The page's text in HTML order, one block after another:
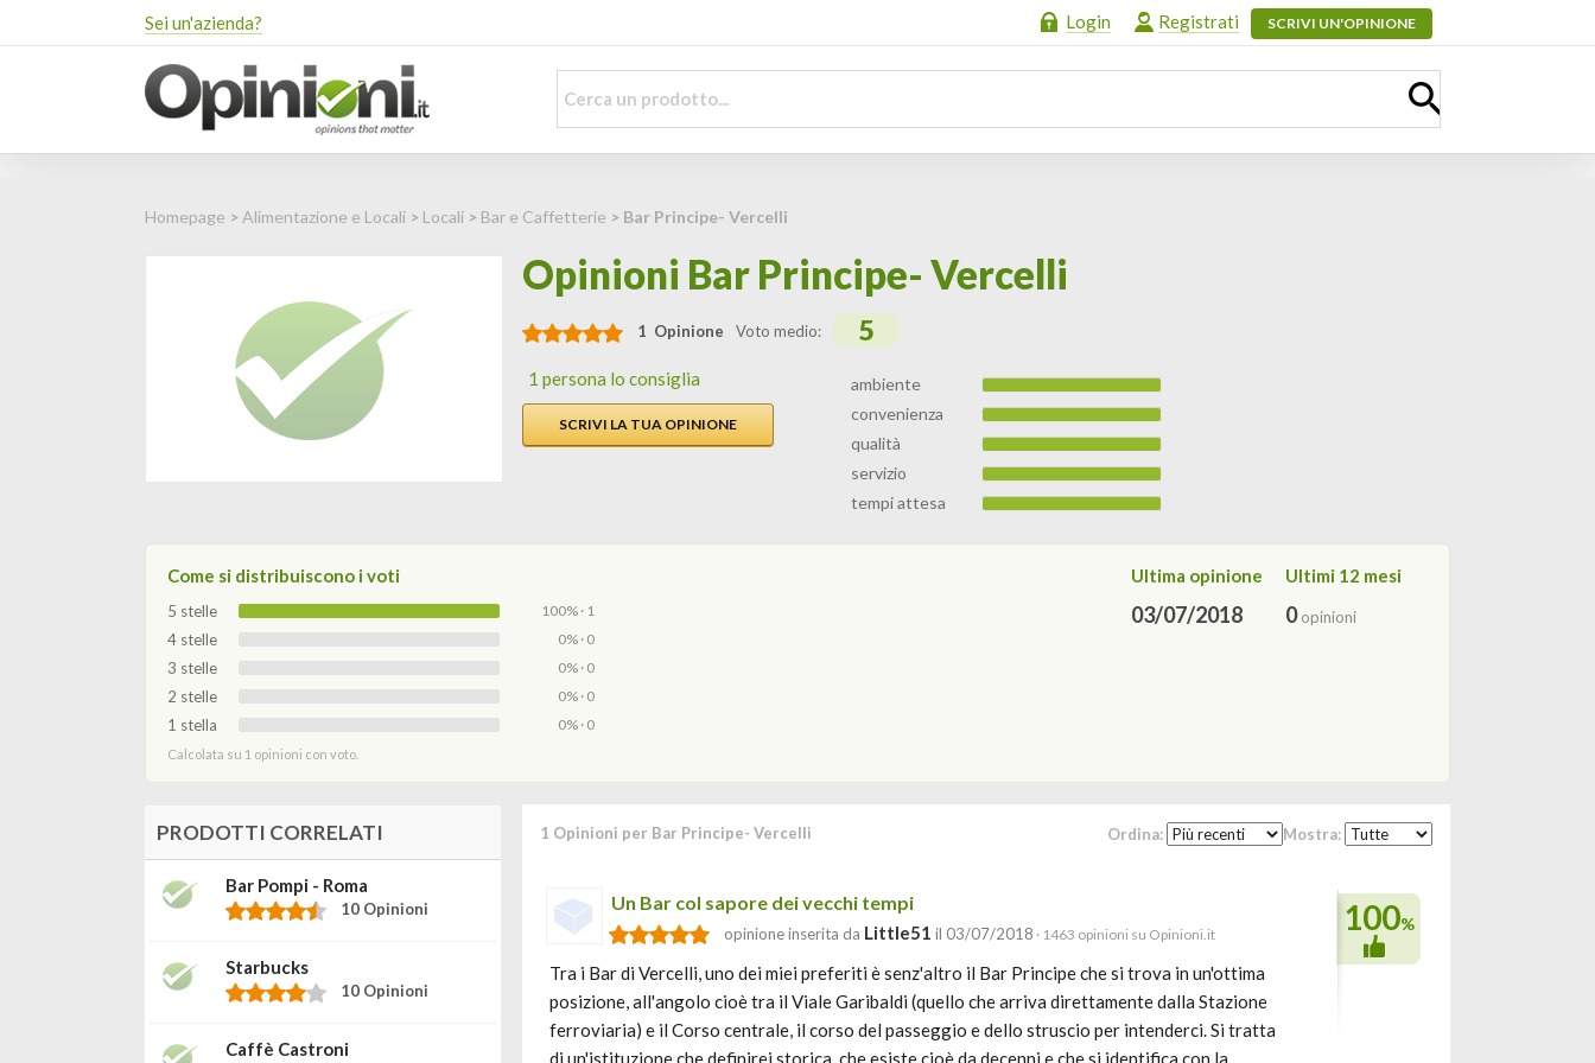
Sei un'azienda? Login Registrati SCRIVI UN'OPINIONE
Homepage > Alimentazione e Locali > Locali > Bar e Caffetterie > Bar Principe- Vercelli
Opinioni Bar Principe- Vercelli
1 Opinione Voto medio: 5
1 persona lo consiglia
SCRIVI LA TUA OPINIONE
ambiente
convenienza
qualità
servizio
tempi attesa
Come si distribuiscono i voti
5 stelle 100% · 1
4 stelle 0% · 0
3 stelle 0% · 0
2 stelle 0% · 0
1 stella 0% · 0
Calcolata su 1 opinioni con voto.
Ultima opinione
03/07/2018
Ultimi 12 mesi
0opinioni
1 Opinioni per Bar Principe- Vercelli Ordina: Mostra:
Un Bar col sapore dei vecchi tempi
opinione inserita da Little51 il 03/07/2018 · 1463 opinioni su Opinioni.it
Tra i Bar di Vercelli, uno dei miei preferiti è senz'altro il Bar Principe che si trova in un'ottima
posizione, all'angolo cioè tra il Viale Garibaldi (quello che arriva direttamente dalla Stazione
ferroviaria) e il Corso centrale, il corso del passeggio e dello struscio per intenderci. Si tratta
di un'istituzione che definirei storica, che esiste cioè da decenni e che si identifica con la
100%
PRODOTTI CORRELATI
Bar Pompi - Roma
10 Opinioni
Starbucks
10 Opinioni
Caffè Castroni